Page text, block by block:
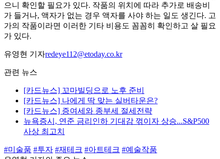
으니 확인할 필요가 있다. 작품의 위치에 따라 추가로 배송비
가 들거나, 액자가 없는 경우 액자를 사야 하는 일도 생긴다. 고
가의 작품이라면 이러한 기타 비용도 꼼꼼히 확인하고 살 필요
가 있다.
유영현 기자redeye112@etoday.co.kr
관련 뉴스
[카드뉴스] 꼬마빌딩으로 노후 준비
[카드뉴스] 나에게 딱 맞는 실버타운은?
[카드뉴스] 증여세와 종부세 절세전략
뉴욕증시, 연준 금리인하 기대감 꺾이자 상승...S&P500
사상 최고치
#미술품 #투자 #재테크 #아트테크 #예술작품